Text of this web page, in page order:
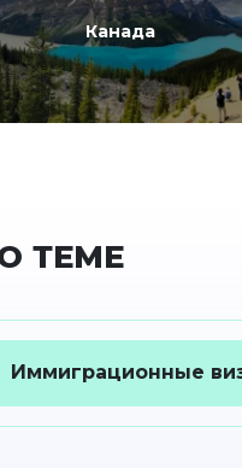
Канада
ТЕМЕ
Иммиграционные